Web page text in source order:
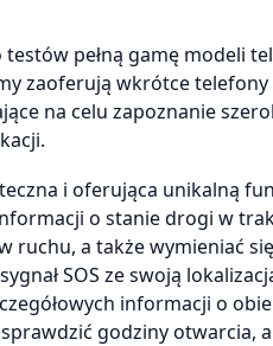
testów pełną gamę
zaoferują wkrótce
na celu zapoznanie
i oferująca unikalną
o stanie drogi w
ruchu, a także wymieniać
SOS ze swoją
informacji o
godziny otwarcia,